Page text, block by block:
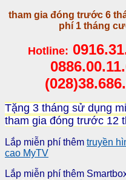
tham gia đóng trước 6
phí 1 tháng
Hotline:
Tặng 3 tháng sử dụng
tham gia đóng trước 12
Lắp miễn phí thêm truyền
cao MyTV
Lắp miễn phí thêm